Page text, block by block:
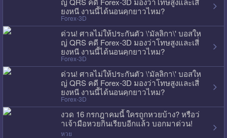
ยงหนี งานนี้ได้นอนคุกยาวไหม?
Forex-3D
ด่วน! ศาลไม่ให้ประกันตัว \'มัลลิกา\' บอสให
ญ่ QRS คดี Forex-3D มองว่าโทษสูงและเสี่
ยงหนี งานนี้ได้นอนคุกยาวไหม?
Forex-3D
ด่วน! ศาลไม่ให้ประกันตัว \'มัลลิกา\' บอสให
ญ่ QRS คดี Forex-3D มองว่าโทษสูงและเสี่
ยงหนี งานนี้ได้นอนคุกยาวไหม?
Forex-3D
งวด 16 กรกฎาคมนี้ ใครถูกหวยบ้าง? หรือว่
าเจ้ามือหวยกินเรียบอีกแล้ว บอกมาด่วน!
หวย